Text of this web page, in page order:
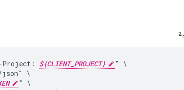
Project: ${CLIENT_PROJECT} "
"